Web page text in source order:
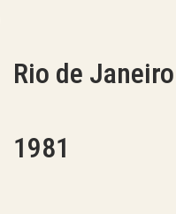
Rio de Janeiro
1981